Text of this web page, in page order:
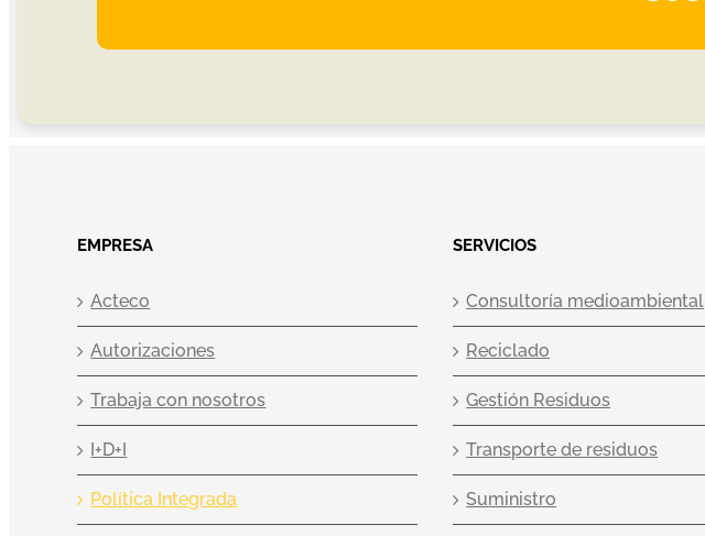
EMPRESA
Acteco
Autorizaciones
Trabaja con nosotros
I+D+I
Política Integrada
SERVICIOS
Consultoría medioambiental
Reciclado
Gestión Residuos
Transporte de residuos
Suministro